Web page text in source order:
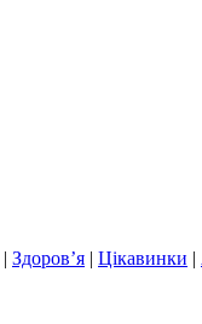
| Здоров’я | Цікавинки |